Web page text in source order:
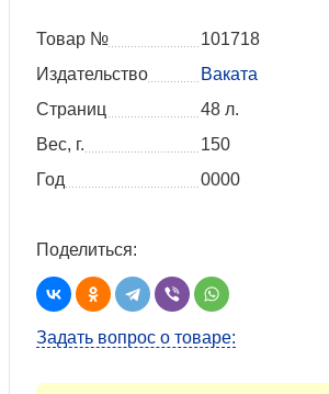
Товар №
101718
Издательство
Ваката
Страниц
48 л.
Вес, г.
150
Год
0000
Поделиться:
Задать вопрос о товаре: